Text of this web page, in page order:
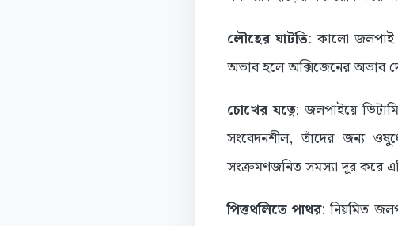
লৌহের ঘাটতি: কালো জলপাই
অভাব হলে অক্সিজেনের অভাব
চোখের যত্নে: জলপাইয়ে
সংবেদনশীল, তাঁদের জন্য
সংক্রমণজনিত সমস্যা দূর করে
পিত্তথলিতে পাথর: নিয়মিত